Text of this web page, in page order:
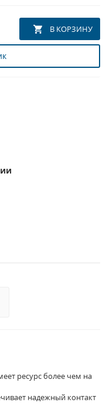
ресурс более чем на
надежный контакт